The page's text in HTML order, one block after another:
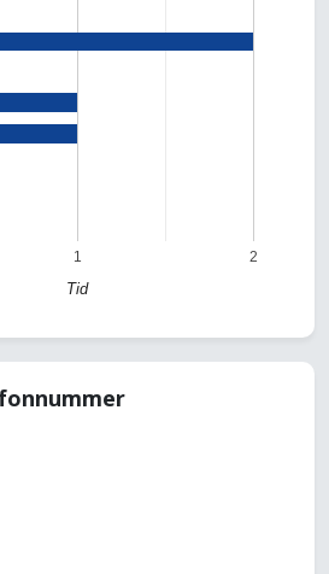
1 2
Tid